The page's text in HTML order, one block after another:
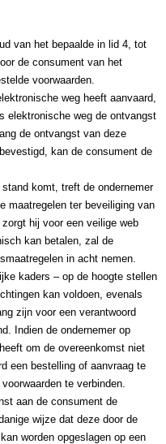
van het bepaalde in lid 4, tot
de consument van het
voorwaarden.
weg heeft aanvaard,
elektronische weg de ontvangst
de ontvangst van deze
kan de consument de
komt, treft de ondernemer
maatregelen ter beveiliging van
hij voor een veilige web
kan betalen, zal de
in acht nemen.
kaders – op de hoogte stellen
kan voldoen, evenals
zijn voor een verantwoord
Indien de ondernemer op
om de overeenkomst niet
een bestelling of aanvraag te
te verbinden.
aan de consument de
wijze dat deze door de
worden opgeslagen op een